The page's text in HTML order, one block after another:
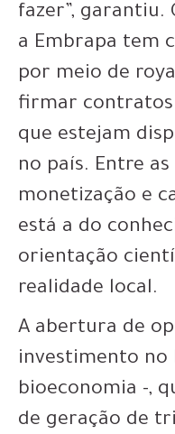
fazer”, garantiu.
a Embrapa tem
por meio de
firmar contratos
que estejam
no país. Entre
monetização e
está a do
orientação
realidade local.
A abertura de
investimento no
bioeconomia -,
de geração de